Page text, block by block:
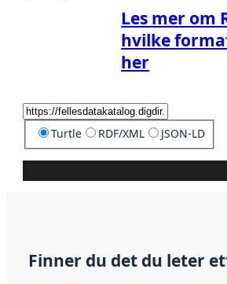
Les mer om
hvilke
her
Turtle RDF/XML JSON-LD
Finner du det du leter